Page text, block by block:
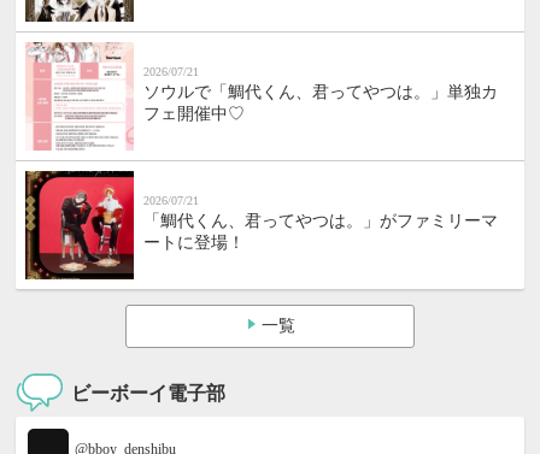
2026/07/21
ソウルで「鯛代くん、君ってやつは。」単独カ
フェ開催中♡
2026/07/21
「鯛代くん、君ってやつは。」がファミリーマ
ートに登場！
一覧
ビーボーイ電子部
@bboy_denshibu